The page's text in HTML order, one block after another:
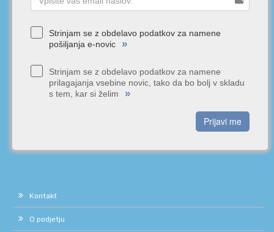
Strinjam se z obdelavo podatkov za namene
pošiljanja e-novic
»
Strinjam se z obdelavo podatkov za namene
prilagajanja vsebine novic, tako da bo bolj v skladu
s tem, kar si želim
»
Prijavi me
Kontakt
O podjetju